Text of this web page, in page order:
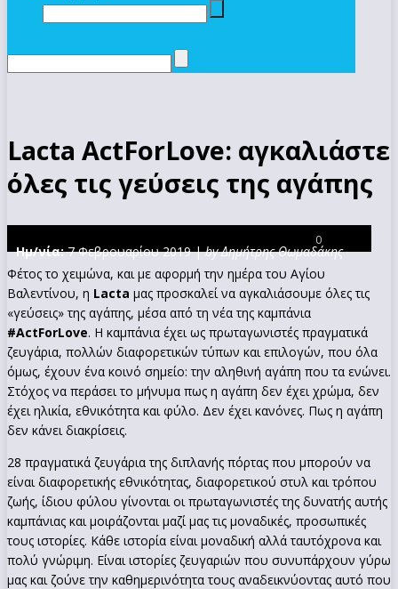
Lacta ActForLove: αγκαλιάστε
όλες τις γεύσεις της αγάπης
Ημ/νία:7 Φεβρουαρίου 2019 |by Δημήτρης Θωμαδάκης
0
Φέτος το χειμώνα, και με αφορμή την ημέρα του Αγίου
Βαλεντίνου, η Lacta μας προσκαλεί να αγκαλιάσουμε όλες τις
«γεύσεις» της αγάπης, μέσα από τη νέα της καμπάνια
#ActForLove. Η καμπάνια έχει ως πρωταγωνιστές πραγματικά
ζευγάρια, πολλών διαφορετικών τύπων και επιλογών, που όλα
όμως, έχουν ένα κοινό σημείο: την αληθινή αγάπη που τα ενώνει.
Στόχος να περάσει το μήνυμα πως η αγάπη δεν έχει χρώμα, δεν
έχει ηλικία, εθνικότητα και φύλο. Δεν έχει κανόνες. Πως η αγάπη
δεν κάνει διακρίσεις.
28 πραγματικά ζευγάρια της διπλανής πόρτας που μπορούν να
είναι διαφορετικής εθνικότητας, διαφορετικού στυλ και τρόπου
ζωής, ίδιου φύλου γίνονται οι πρωταγωνιστές της δυνατής αυτής
καμπάνιας και μοιράζονται μαζί μας τις μοναδικές, προσωπικές
τους ιστορίες. Κάθε ιστορία είναι μοναδική αλλά ταυτόχρονα και
πολύ γνώριμη. Είναι ιστορίες ζευγαριών που συνυπάρχουν γύρω
μας και ζούνε την καθημερινότητα τους αναδεικνύοντας αυτό που